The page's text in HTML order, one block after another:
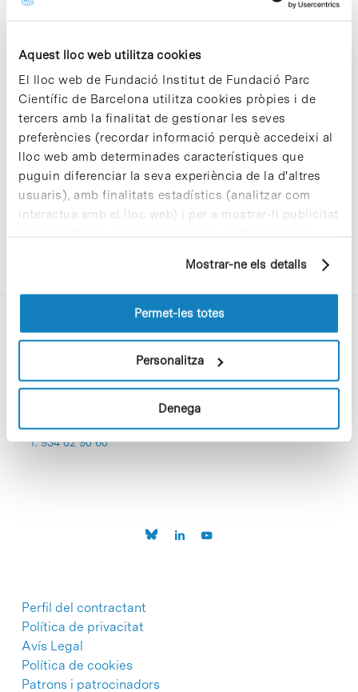
Aquest lloc web utilitza cookies
El lloc web de Fundació Institut de Fundació Parc
Científic de Barcelona utilitza cookies pròpies i de
tercers amb la finalitat de gestionar les seves
preferències (recordar informació perquè accedeixi al
lloc web amb determinades característiques que
puguin diferenciar la seva experiència de la d'altres
usuaris), amb finalitats estadístics (analitzar com
interactua amb el lloc web) i per a mostrar-li publicitat
personalitzada sobre la base d'un perfil elaborat a
pàgines visitades). Per a obtenir més informació sobre
les cookies pot consultar laPolítica de cookiesdel
Mostrar-ne els detalls
Permet-les totes
Personalitza
Denega
Sorry, no results were found.
Please try again with different keywords.
C/Baldiri Reixac, 4-12 i 15
08028 Barcelona
T. 934 02 90 60
Perfil del contractant
Política de privacitat
Avís Legal
Política de cookies
Patrons i patrocinadors